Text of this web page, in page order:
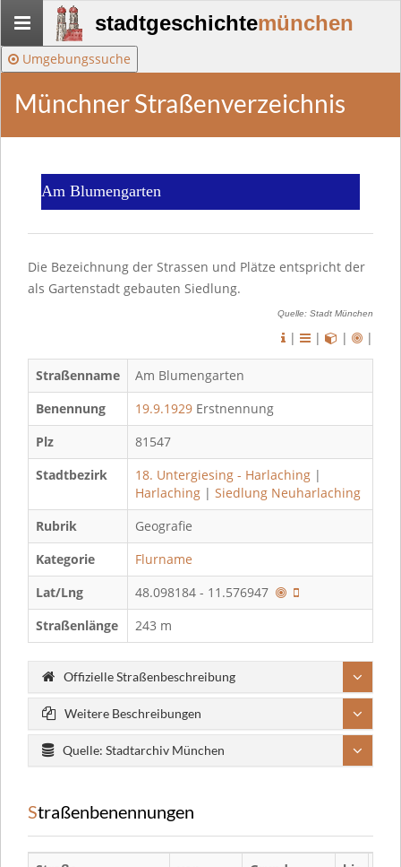
Stadtgeschichte-
München
stadtgeschichtemünchen
Umgebungssuche
Münchner Straßenverzeichnis
Am Blumengarten
Die Bezeichnung der Strassen und Plätze entspricht der
als Gartenstadt gebauten Siedlung.
Quelle: Stadt München
| | | |
Straßenname
Am Blumengarten
Benennung
19.9.1929 Erstnennung
Plz
81547
Stadtbezirk
18. Untergiesing - Harlaching |
Harlaching | Siedlung Neuharlaching
Rubrik
Geografie
Kategorie
Flurname
Lat/Lng
48.098184 - 11.576947
Straßenlänge
243 m
Offizielle Straßenbeschreibung
Weitere Beschreibungen
Quelle: Stadtarchiv München
Straßenbenennungen